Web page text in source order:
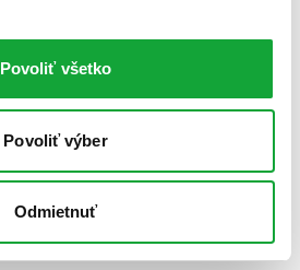
Povoliť všetko
Povoliť výber
Odmietnuť